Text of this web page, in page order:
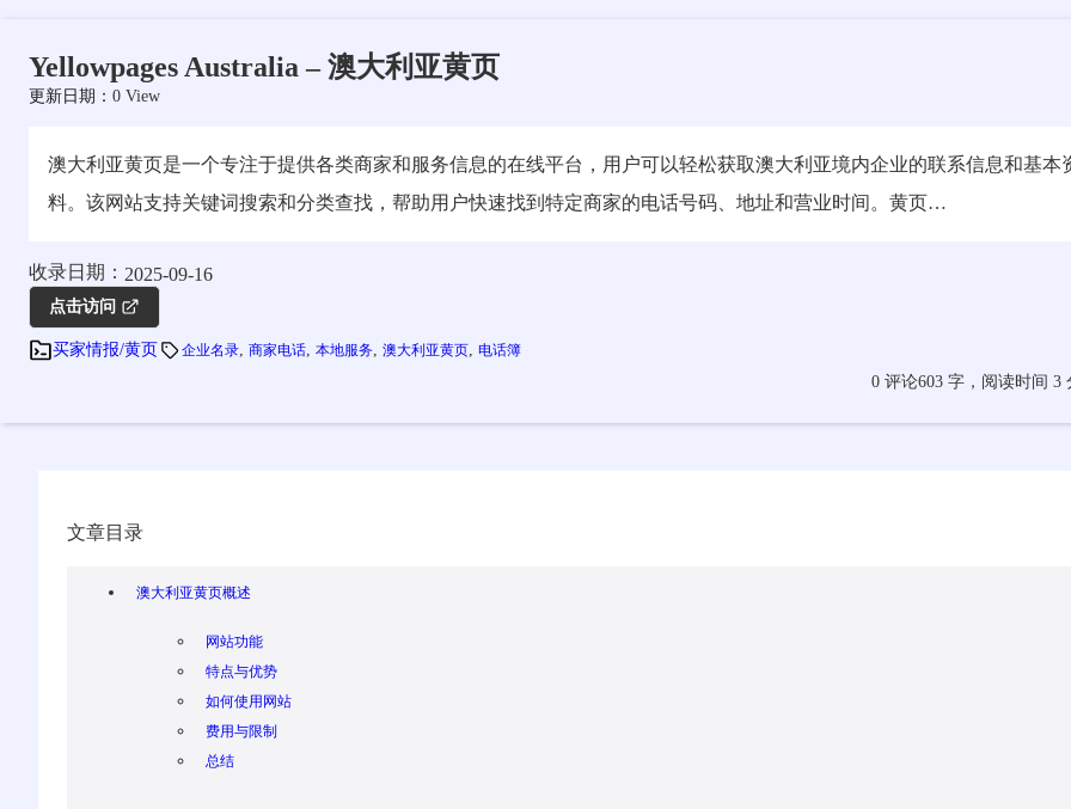
Yellowpages Australia – 澳大利亚黄页
更新日期： 0 View
澳大利亚黄页是一个专注于提供各类商家和服务信息的在线平台，用户可以轻松获取澳大利亚境内企业的联系信息和基本
料。该网站支持关键词搜索和分类查找，帮助用户快速找到特定商家的电话号码、地址和营业时间。黄页…
收录日期： 2025-09-16
点击访问
买家情报/黄页 企业名录 商家电话 本地服务 澳大利亚黄页 电话簿
0 评论603 字，阅读时间 3
文章目录
澳大利亚黄页概述
网站功能
特点与优势
如何使用网站
费用与限制
总结